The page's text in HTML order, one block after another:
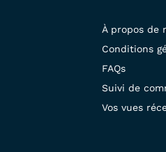
À propos de
Conditions
FAQs
Suivi de
Vos vues